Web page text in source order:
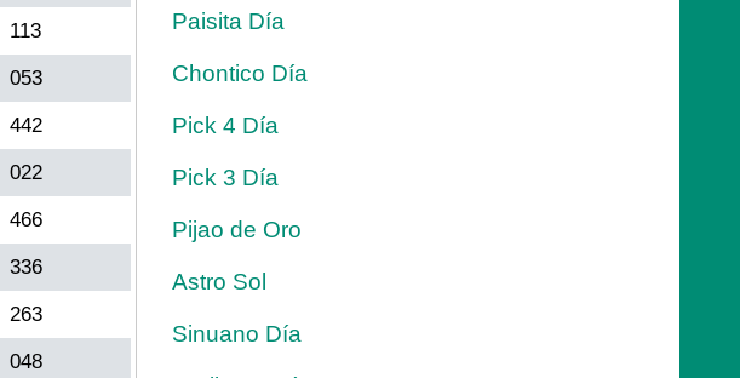
113
053
442
022
466
336
263
048
Paisita Día
Chontico Día
Pick 4 Día
Pick 3 Día
Pijao de Oro
Astro Sol
Sinuano Día